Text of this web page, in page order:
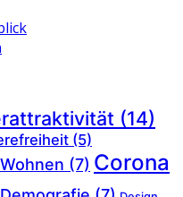
(14)
(5)
(7) Corona